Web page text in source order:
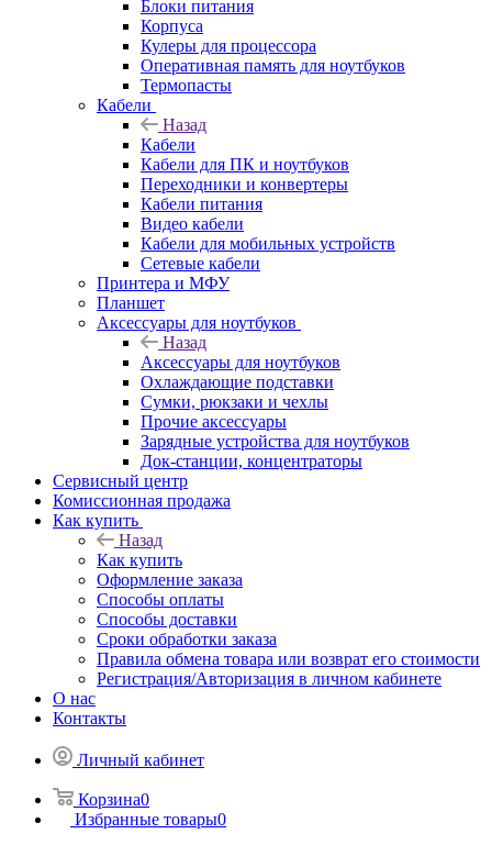
Блоки питания
Корпуса
Кулеры для процессора
Оперативная память для ноутбуков
Термопасты
Кабели
Назад
Кабели
Кабели для ПК и ноутбуков
Переходники и конвертеры
Кабели питания
Видео кабели
Кабели для мобильных устройств
Сетевые кабели
Принтера и МФУ
Планшет
Аксессуары для ноутбуков
Назад
Аксессуары для ноутбуков
Охлаждающие подставки
Сумки, рюкзаки и чехлы
Прочие аксессуары
Зарядные устройства для ноутбуков
Док-станции, концентраторы
Сервисный центр
Комиссионная продажа
Как купить
Назад
Как купить
Оформление заказа
Способы оплаты
Способы доставки
Сроки обработки заказа
Правила обмена товара или возврат его стоимости
Регистрация/Авторизация в личном кабинете
О нас
Контакты
Личный кабинет
Корзина0
Избранные товары0